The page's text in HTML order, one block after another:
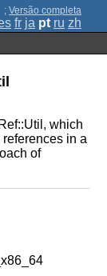
; Versão completa
fr ja pt ru zh
which
in a
of